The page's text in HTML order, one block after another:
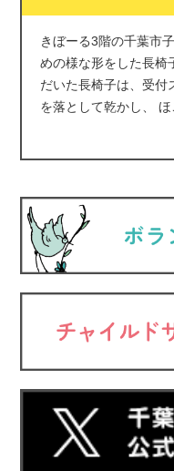
きぼーる3階の千葉市
めの様な形をした長椅
だいた長椅子は、受付
を落として乾かし、